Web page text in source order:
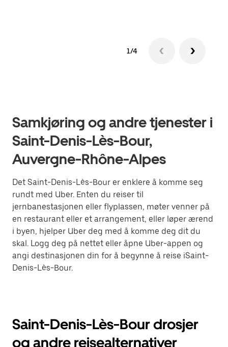
1/4
Samkjøring og andre tjenester i
Saint-Denis-Lès-Bour,
Auvergne-Rhône-Alpes
Det Saint-Denis-Lès-Bour er enklere å komme seg
rundt med Uber. Enten du reiser til
jernbanestasjonen eller flyplassen, møter venner på
en restaurant eller et arrangement, eller løper ærend
i byen, hjelper Uber deg med å komme deg dit du
skal. Logg deg på nettet eller åpne Uber-appen og
angi destinasjonen din for å begynne å reise iSaint-
Denis-Lès-Bour.
Saint-Denis-Lès-Bour drosjer
og andre reisealternativer